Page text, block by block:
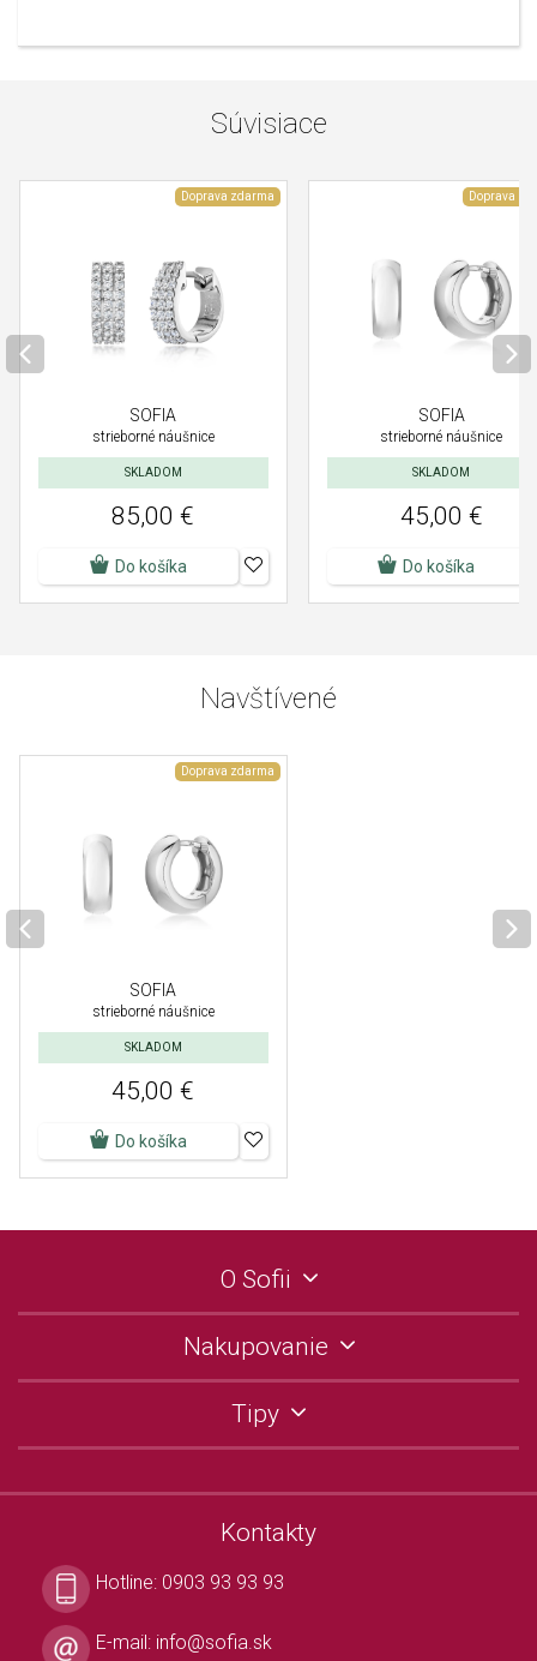
Súvisiace
Doprava zdarma
SOFIA
strieborné náušnice
SKLADOM
85,00 €
Do košíka
Doprava
SOFIA
strieborné náušnice
SKLADOM
45,00 €
Do košíka
Navštívené
Doprava zdarma
SOFIA
strieborné náušnice
SKLADOM
45,00 €
Do košíka
O Sofii
Nakupovanie
Tipy
Kontakty
Hotline: 0903 93 93 93
E-mail: info@sofia.sk